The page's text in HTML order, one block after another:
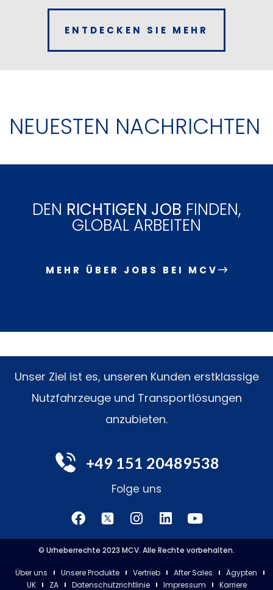
ENTDECKEN SIE MEHR
NEUESTEN NACHRICHTEN
DEN RICHTIGEN JOB FINDEN,
GLOBAL ARBEITEN
MEHR ÜBER JOBS BEI MCV
Unser Ziel ist es, unseren Kunden erstklassige
Nutzfahrzeuge und Transportlösungen
anzubieten.
+49 151 20489538
Folge uns
© Urheberrechte 2023 MCV. Alle Rechte vorbehalten.
Über uns Unsere Produkte Vertrieb After Sales
Ägypten
UK
ZA Datenschutzrichtlinie Impressum Karriere